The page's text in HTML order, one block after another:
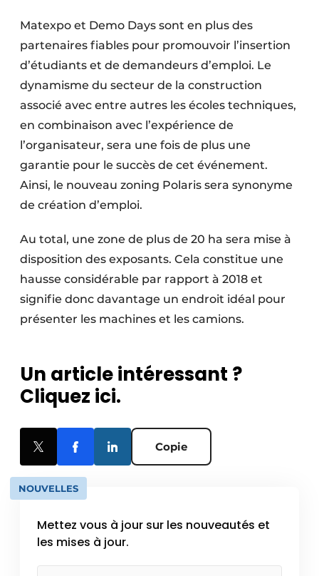
Matexpo et Demo Days sont en plus des
partenaires fiables pour promouvoir l’insertion
d’étudiants et de demandeurs d’emploi. Le
dynamisme du secteur de la construction
associé avec entre autres les écoles techniques,
en combinaison avec l’expérience de
l’organisateur, sera une fois de plus une
garantie pour le succès de cet événement.
Ainsi, le nouveau zoning Polaris sera synonyme
de création d’emploi.
Au total, une zone de plus de 20 ha sera mise à
disposition des exposants. Cela constitue une
hausse considérable par rapport à 2018 et
signifie donc davantage un endroit idéal pour
présenter les machines et les camions.
Un article intéressant ?
Cliquez ici.
Copie
NOUVELLES
Mettez vous à jour sur les nouveautés et
les mises à jour.